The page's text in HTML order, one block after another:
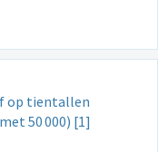
op tientallen
50000) [1]